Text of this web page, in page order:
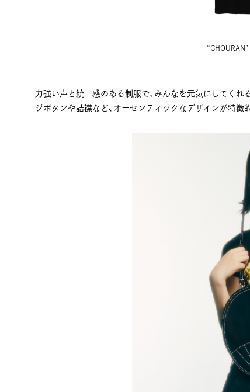
力強い声と統一感のある制服で、みんなを元気にしてくれ
ジボタンや詰襟など、オーセンティックなデザインが特徴